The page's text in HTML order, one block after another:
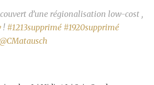
d’une régionalisation low-cost ,
! #1213supprimé #1920supprimé